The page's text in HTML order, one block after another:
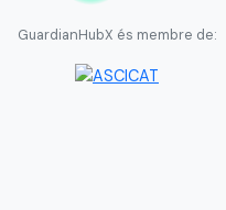
GuardianHubX és membre de: